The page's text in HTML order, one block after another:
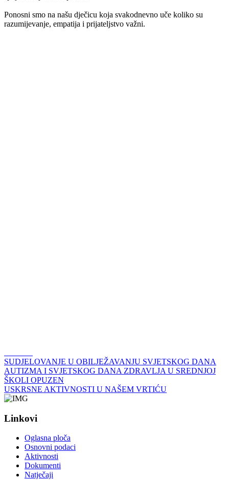
Ponosni smo na našu dječicu koja svakodnevno uče koliko su
razumijevanje, empatija i prijateljstvo važni.
SUDJELOVANJE U OBILJEŽAVANJU SVJETSKOG DANA
AUTIZMA I SVJETSKOG DANA ZDRAVLJA U SREDNJOJ
ŠKOLI OPUZEN
USKRSNE AKTIVNOSTI U NAŠEM VRTIĆU
Linkovi
Oglasna ploča
Osnovni podaci
Aktivnosti
Dokumenti
Natječaji